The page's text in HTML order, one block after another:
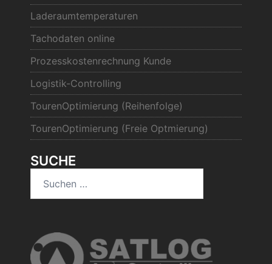
Laderaumtemperaturen
Tachodaten online
Prozesskostenrechnung Kunde
Logistik-Controlling
TourenOptimierung (Reihenfolge)
TourenOptimierung (Freie Optmierung)
SUCHE
nach: